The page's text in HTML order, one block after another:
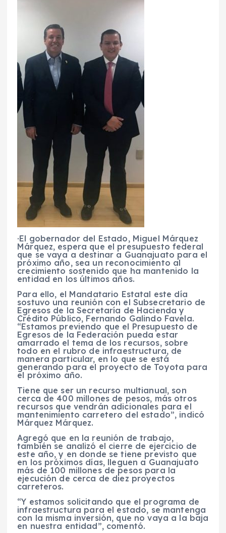
·El gobernador del Estado, Miguel Márquez
Márquez, espera que el presupuesto federal
que se vaya a destinar a Guanajuato para el
próximo año, sea un reconocimiento al
crecimiento sostenido que ha mantenido la
entidad en los últimos años.
Para ello, el Mandatario Estatal este día
sostuvo una reunión con el Subsecretario de
Egresos de la Secretaría de Hacienda y
Crédito Público, Fernando Galindo Favela.
“Estamos previendo que el Presupuesto de
Egresos de la Federación pueda estar
amarrado el tema de los recursos, sobre
todo en el rubro de infraestructura, de
manera particular, en lo que se está
generando para el proyecto de Toyota para
el próximo año.
Tiene que ser un recurso multianual, son
cerca de 400 millones de pesos, más otros
recursos que vendrán adicionales para el
mantenimiento carretero del estado”, indicó
Márquez Márquez.
Agregó que en la reunión de trabajo,
también se analizó el cierre de ejercicio de
este año, y en donde se tiene previsto que
en los próximos días, lleguen a Guanajuato
más de 100 millones de pesos para la
ejecución de cerca de diez proyectos
carreteros.
“Y estamos solicitando que el programa de
infraestructura para el estado, se mantenga
con la misma inversión, que no vaya a la baja
en nuestra entidad”, comentó.